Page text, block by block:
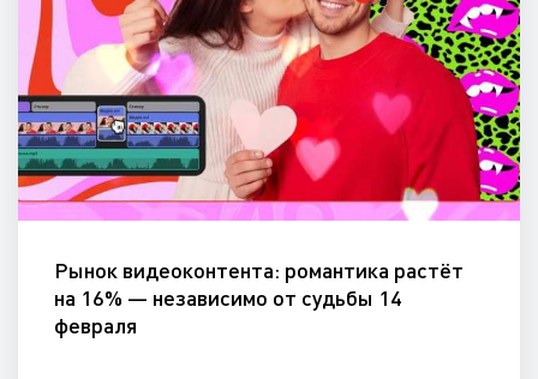
Рынок видеоконтента: романтика растёт
на 16% — независимо от судьбы 14
февраля